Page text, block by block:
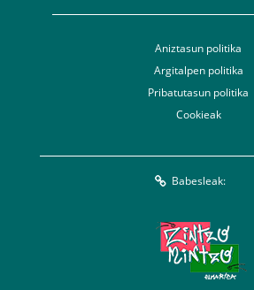
Aniztasun politika
Argitalpen politika
Pribatutasun politika
Cookieak
Babesleak: